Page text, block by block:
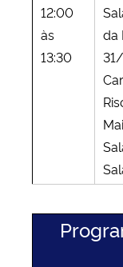
12:00
às
13:30
da